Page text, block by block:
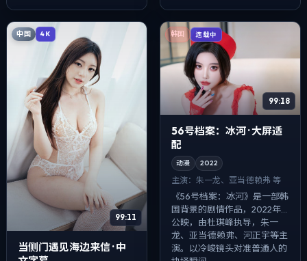
中国 4K
99:11
当侧门遇见海边来信 · 中
韩国 连载中
99:18
56号档案：冰河 · 大屏适
配
动漫 2022
主演： 朱一龙、亚当·德赖弗 等
《56号档案：冰河》是一部韩
国背景的剧情作品，2022年
公映，由杜琪峰执导，朱一
龙、亚当·德赖弗、河正宇等主
演。以冷峻镜头对准普通人的